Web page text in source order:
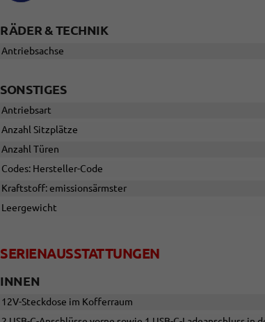
RÄDER & TECHNIK
Antriebsachse
SONSTIGES
Antriebsart
Anzahl Sitzplätze
Anzahl Türen
Codes: Hersteller-Code
Kraftstoff: emissionsärmster
Leergewicht
SERIENAUSSTATTUNGEN
INNEN
12V-Steckdose im Kofferraum